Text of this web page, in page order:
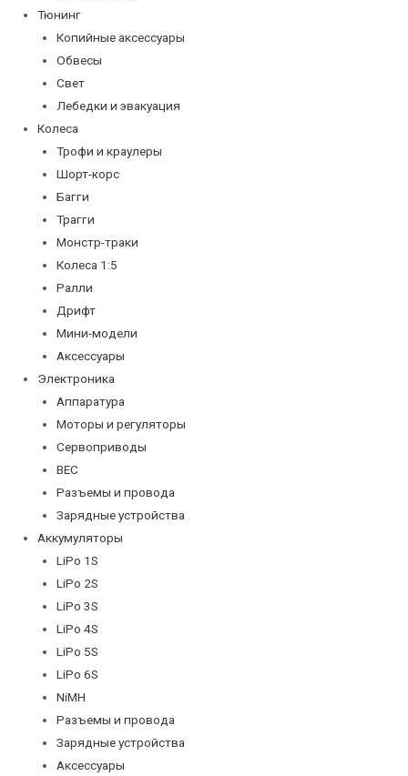
Тюнинг
Копийные аксессуары
Обвесы
Свет
Лебедки и эвакуация
Колеса
Трофи и краулеры
Шорт-корс
Багги
Трагги
Монстр-траки
Колеса 1:5
Ралли
Дрифт
Мини-модели
Аксессуары
Электроника
Аппаратура
Моторы и регуляторы
Сервоприводы
BEC
Разъемы и провода
Зарядные устройства
Аккумуляторы
LiPo 1S
LiPo 2S
LiPo 3S
LiPo 4S
LiPo 5S
LiPo 6S
NiMH
Разъемы и провода
Зарядные устройства
Аксессуары